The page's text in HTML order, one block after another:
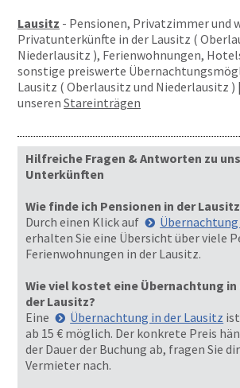
Lausitz - Pensionen, Privatzimmer und
Privatunterkünfte in der Lausitz (
Niederlausitz ), Ferienwohnungen,
sonstige preiswerte
Lausitz ( Oberlausitz und Niederlausitz )
unseren Stareinträgen
Hilfreiche Fragen & Antworten zu
Unterkünften
Wie finde ich Pensionen in der
Durch einen Klick auf
erhalten Sie eine Übersicht über viele
Ferienwohnungen in der Lausitz.
Wie viel kostet eine Übernachtung in
der Lausitz?
Eine
Übernachtung in der Lausitz
ab 15 € möglich. Der konkrete Preis
der Dauer der Buchung ab, fragen Sie
Vermieter nach.